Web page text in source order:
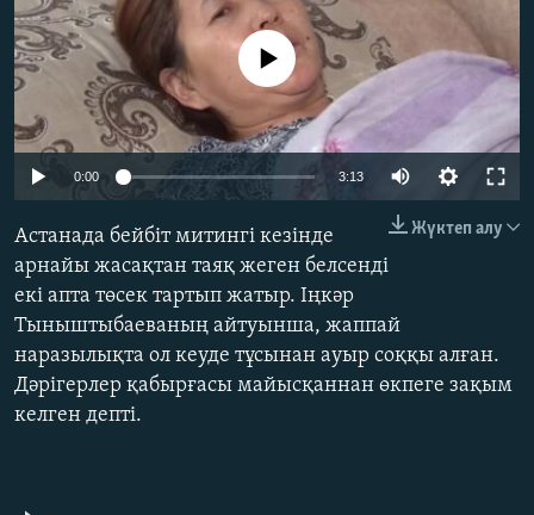
ЖАЗЫЛЫҢЫЗ
Басқа тілдерде
Auto 360p
720p 1080p
No media source currently available
0:00 3:13
1080p
Жүктеп алу
Астанада бейбіт митингі кезінде
арнайы жасақтан таяқ жеген белсенді
екі апта төсек тартып жатыр. Іңкәр
Тыныштыбаеваның айтуынша, жаппай
наразылықта ол кеуде тұсынан ауыр соққы алған.
Дәрігерлер қабырғасы майысқаннан өкпеге зақым
келген депті.